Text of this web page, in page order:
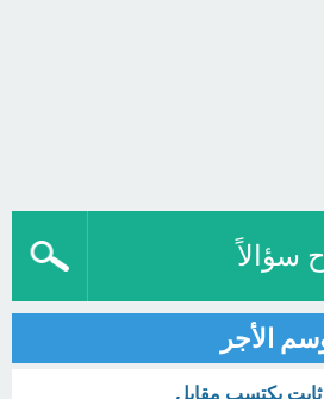
سؤالاً
الأجر
ثابت يكتسب مقابل